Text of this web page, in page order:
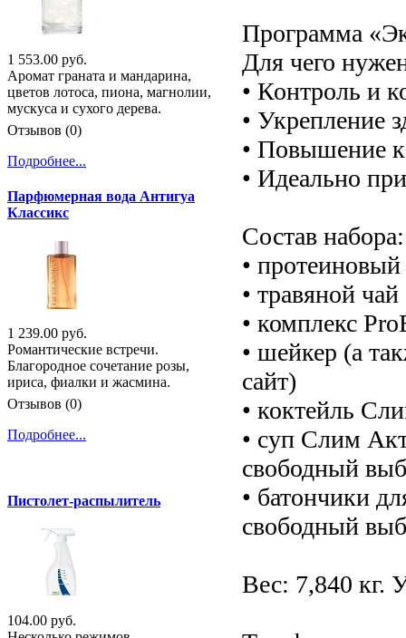
Программа
Для чего
• Контроль и
• Укрепление
• Повышение
• Идеально
Состав набора:
•
• травяной
• комплекс
• шейкер (а
сайт)
• коктейль
• суп Слим
свободный
• батончики
свободный
Вес: 7,840 кг.
1 553.00 руб.
Аромат граната и мандарина,
цветов лотоса, пиона, магнолии,
мускуса и сухого дерева.
Отзывов (0)
Подробнее...
Парфюмерная вода Антигуа
Классикс
1 239.00 руб.
Романтические встречи.
Благородное сочетание розы,
ириса, фиалки и жасмина.
Отзывов (0)
Подробнее...
Пистолет-распылитель
104.00 руб.